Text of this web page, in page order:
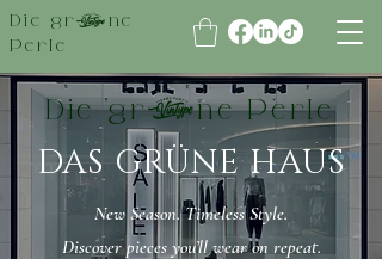
Die grüne
Perle
Die grüne Perle
DAS GRÜNE HAUS
New Season. Timeless Style.
Discover pieces you’ll wear on repeat.